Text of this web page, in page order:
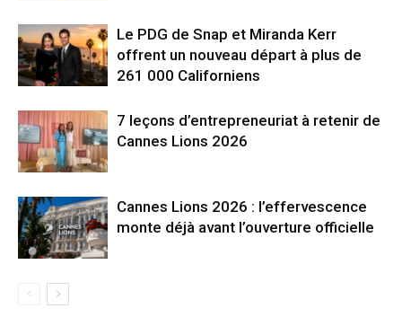
Le PDG de Snap et Miranda Kerr
offrent un nouveau départ à plus de
261 000 Californiens
7 leçons d’entrepreneuriat à retenir de
Cannes Lions 2026
Cannes Lions 2026 : l’effervescence
monte déjà avant l’ouverture officielle